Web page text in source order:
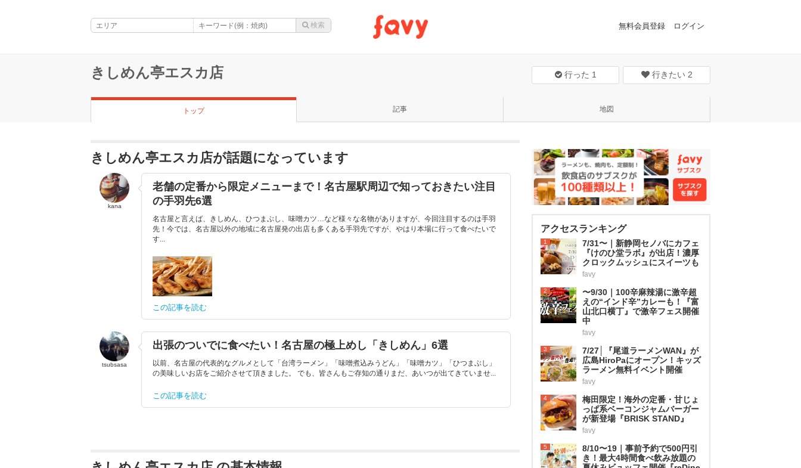
無料会員登録 ログイン
きしめん亭エスカ店 行った 1 行きたい 2
トップ 記事 地図
きしめん亭エスカ店が話題になっています
kana
老舗の定番から限定メニューまで！名古屋駅周辺で知っておきたい注目
の手羽先6選
名古屋と言えば、きしめん、ひつまぶし、味噌カツ…など様々な名物がありますが、今回注目するのは手羽
先！今では、名古屋以外の地域に名古屋発の出店も多くある手羽先ですが、やはり本場に行って食べたいで
す...
この記事を読む
tsubsasa
出張のついでに食べたい！名古屋の極上めし「きしめん」6選
以前、名古屋の代表的なグルメとして「台湾ラーメン」「味噌煮込みうどん」「味噌カツ」「ひつまぶし」
の美味しいお店をご紹介させて頂きました。 でも、皆さんもご存知の通りまだ、あいつが出てきていませ...
この記事を読む
アクセスランキング
1
7/31〜｜新静岡セノバにカフェ
『けのひ堂ラボ』が出店！濃厚
クロックムッシュにスイーツも
favy
2
〜9/30｜100辛麻辣湯に激辛超
えの“インド辛”カレーも！『富
山北口横丁』で激辛フェス開催
中
favy
3
7/27│『尾道ラーメンWAN』が
広島HiroPaにオープン！キッズ
ラーメン無料イベント開催
favy
4
梅田限定！海外の定番・甘じょ
っぱ系ベーコンジャムバーガー
が新登場『BRISK STAND』
favy
5
8/10〜19｜事前予約で500円引
き！最大4時間食べ飲み放題の